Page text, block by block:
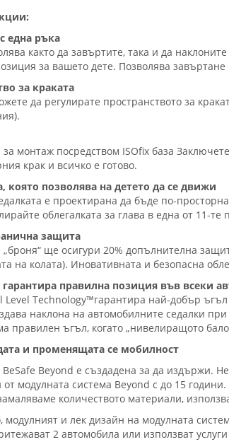
една ръка
както да завъртите, така и да
за вашето дете. Позволява
за краката
да регулирате пространството за
монтаж посредством ISOfix база
крак и всичко е готово.
която позволява на детето да се движи
е проектирана да бъде по-
облегалката за глава в една от 11-
защита
ще осигури 20% допълнителна
на колата). Иновативната и безопасна
гарантира правилна позиция във всеки
Level Technology™гарантира най-добър
наклона на автомобилните седалки
правилен ъгъл, когато „нивелиращото
и променящата се мобилност
Beyond е създадена за да издържи.
модулната система Beyond с до 15
количеството материали,
модулният и лек дизайн на модулната
2 автомобила или използват